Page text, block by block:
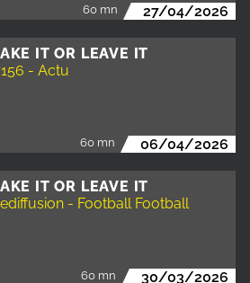
60 mn 27/04/2026
IT OR LEAVE IT
- Actu
60 mn 06/04/2026
IT OR LEAVE IT
- Football Football
60 mn 30/03/2026